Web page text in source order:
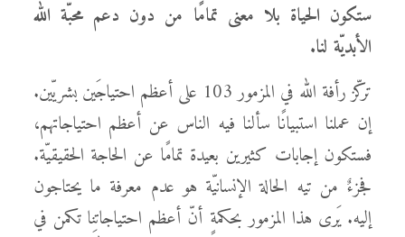
ستكون الحياة بلا معنى تمامًا من دون دعم محبّة الله
الأبديّة لنا.
تركّز رأفة الله في المزمور 103 على أعظم احتياجَين بشريّين.
إن عملنا استبيانًا سألنا فيه الناس عن أعظم احتياجاتهم،
فستكون إجابات كثيرين بعيدة تمامًا عن الحاجة الحقيقيّة.
فجزءٌ من تيه الحالة الإنسانيّة هو عدم معرفة ما يحتاجون
إليه. يَرى هذا المزمور بحكمةٍ أنّ أعظم احتياجاتِنا تكمن في